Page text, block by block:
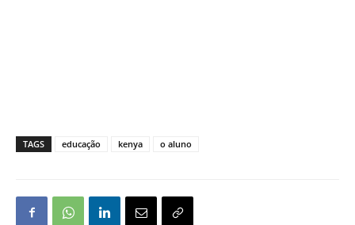
TAGS educação kenya o aluno